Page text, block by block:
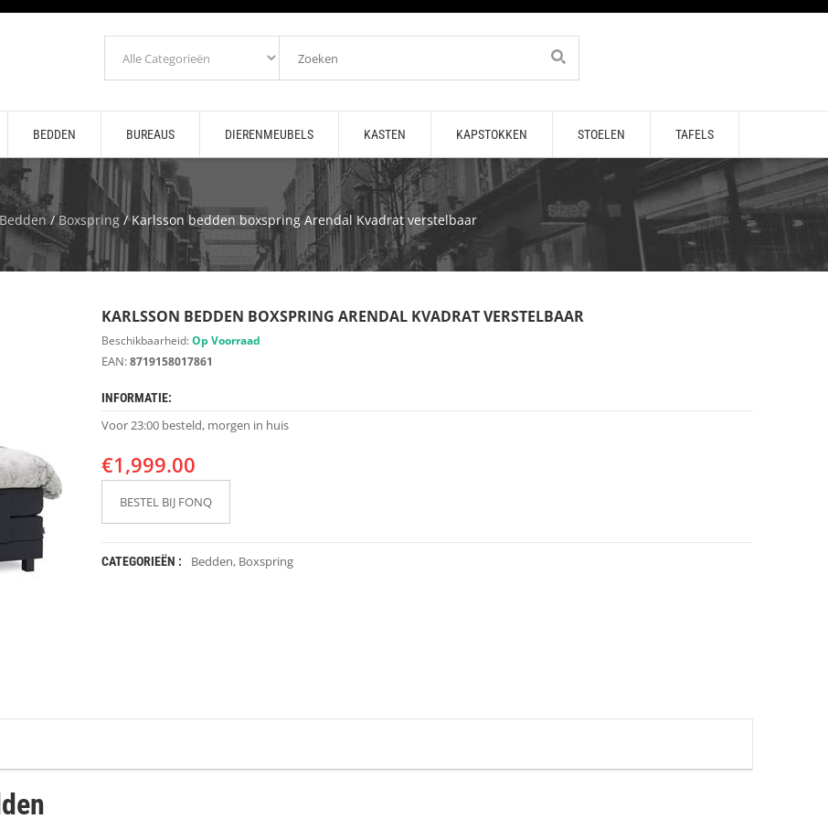
BEDDEN BUREAUS DIERENMEUBELS KASTEN KAPSTOKKEN STOELEN TAFELS
Bedden/Boxspring/ Karlsson bedden boxspring Arendal Kvadrat verstelbaar
KARLSSON BEDDEN BOXSPRING ARENDAL KVADRAT VERSTELBAAR
Beschikbaarheid:Op Voorraad
EAN:8719158017861
INFORMATIE:
Voor 23:00 besteld, morgen in huis
€1,999.00
BESTEL BIJ FONQ
CATEGORIEËN : Bedden, Boxspring